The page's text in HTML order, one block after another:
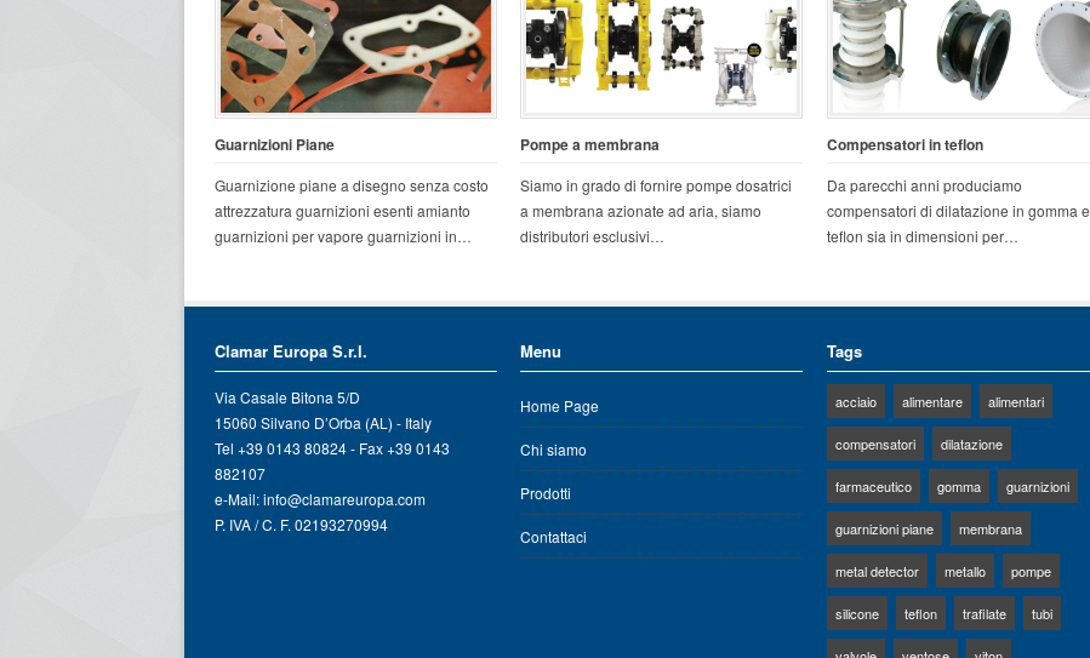
Guarnizioni Piane
Guarnizione piane a disegno senza costo
attrezzatura guarnizioni esenti amianto
guarnizioni per vapore guarnizioni in…
Pompe a membrana
Siamo in grado di fornire pompe dosatrici
a membrana azionate ad aria, siamo
distributori esclusivi…
Compensatori in teflon
Da parecchi anni produciamo
compensatori di dilatazione in gomma e
teflon sia in dimensioni per…
Clamar Europa S.r.l.
Via Casale Bitona 5/D
15060 Silvano D’Orba (AL) - Italy
Tel +39 0143 80824 - Fax +39 0143
882107
e-Mail:info@clamareuropa.com
P. IVA / C. F. 02193270994
Menu
Home Page
Chi siamo
Prodotti
Contattaci
Tags
acciaio alimentare alimentari
compensatori dilatazione
farmaceutico gomma guarnizioni
guarnizioni piane membrana
metal detector metallo pompe
silicone teflon trafilate tubi